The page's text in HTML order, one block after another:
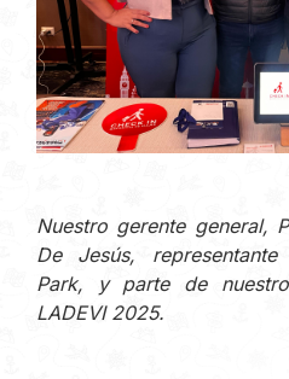
Nuestro gerente general,
De Jesús,
Park, y parte de
LADEVI 2025.